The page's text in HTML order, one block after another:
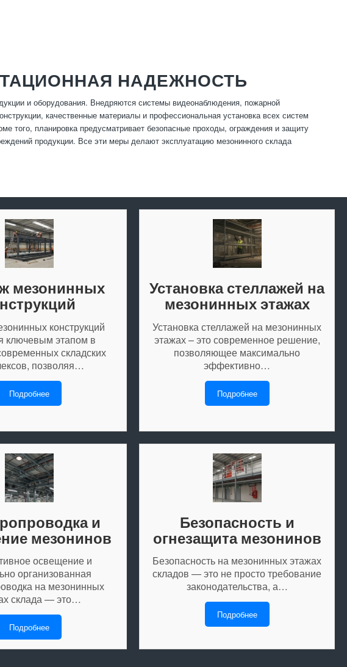
НАДЕЖНОСТЬ
и оборудования. Внедряются системы видеонаблюдения, пожарной
качественные материалы и профессиональная установка всех систем
того, планировка предусматривает безопасные проходы, ограждения и защиту
продукции. Все эти меры делают эксплуатацию мезонинного склада
мезонинных
конструкций
ключевым этапом в
складских
позволяя…
Подробнее
Установка стеллажей на
мезонинных этажах
Установка стеллажей на мезонинных
этажах – это современное решение,
позволяющее максимально
эффективно…
Подробнее
и
мезонинов
освещение и
организованная
на мезонинных
склада — это…
Подробнее
Безопасность и
огнезащита мезонинов
Безопасность на мезонинных этажах
складов — это не просто требование
законодательства, а…
Подробнее